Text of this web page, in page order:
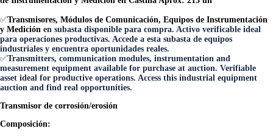
✅Transmisores, Módulos de Comunicación, Equipos de Instrumentación
y Medición en subasta disponible para compra. Activo verificable ideal
para operaciones productivas. Accede a esta subasta de equipos
industriales y encuentra oportunidades reales.
✅Transmitters, communication modules, instrumentation and
measurement equipment available for purchase at auction. Verifiable
asset ideal for productive operations. Access this industrial equipment
auction and find real opportunities.
Transmisor de corrosión/erosión
Composición: